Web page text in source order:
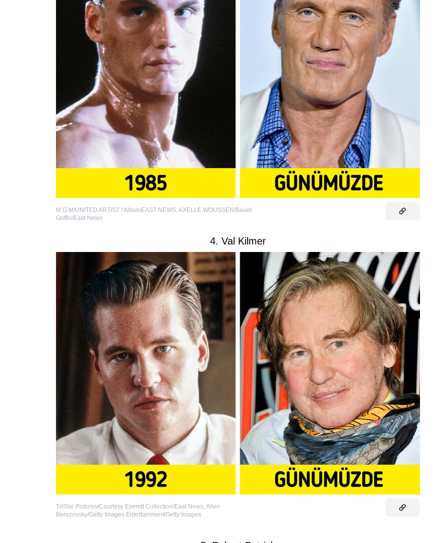
M.G.M/UNITED ARTIST / AlbumEAST NEWS, AXELLE WOUSSEN/Bauer
Griffin/East News
4. Val Kilmer
TriStar Pictures/Courtesy Everett Collection/East News, Allen
Berezovsky/Getty Images Entertainment/Getty Images